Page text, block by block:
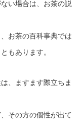
い場合は、お茶の説
お茶の百科事典では
もあります。
、ますます際立ちま
その方の個性が出て